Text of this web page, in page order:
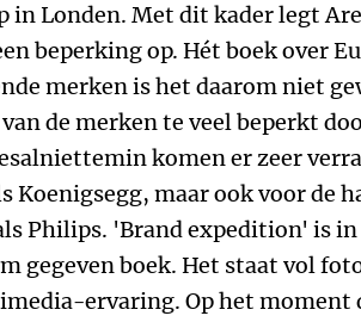
in Londen. Met dit kader legt
beperking op. Hét boek over
merken is het daarom niet
van de merken te veel beperkt
komen er zeer
Koenigsegg, maar ook voor de
Philips. 'Brand expedition' is in
gegeven boek. Het staat vol
ervaring. Op het moment